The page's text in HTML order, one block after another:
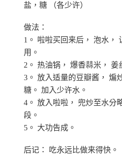
盐，糖 （各少许）
做法：
1。 啦啦买回来后， 泡水，
用。
2。 热油锅， 爆香蒜米， 姜
3。 放入适量的豆瓣酱， 煸
糖。 加入少许水。
4。 放入啦啦， 兜炒至水分
段。
5。 大功告成。
后记： 吃永远比做来得快。